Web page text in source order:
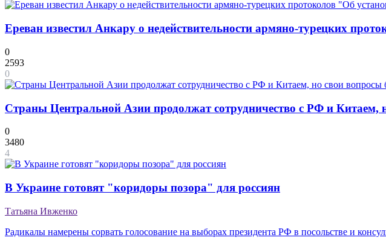
Ереван известил Анкару о недействительности армяно-турецких
0
2593
0
Страны Центральной Азии продолжат сотрудничество с РФ и Китаем,
0
3480
4
В Украине готовят "коридоры позора" для россиян
Татьяна Ивженко
Радикалы намерены сорвать голосование на выборах президента РФ в посольстве и